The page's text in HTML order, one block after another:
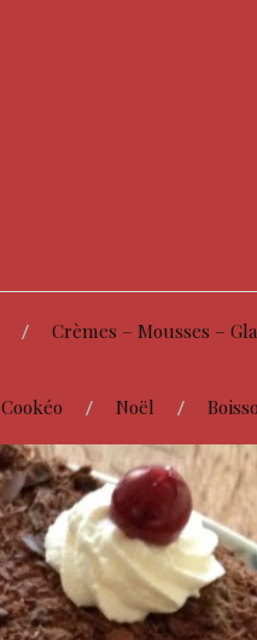
Crèmes – Mousses –
Cookéo Noël